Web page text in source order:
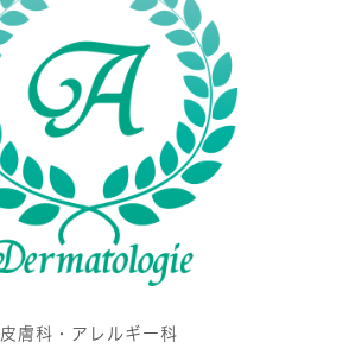
皮膚科・アレルギー科